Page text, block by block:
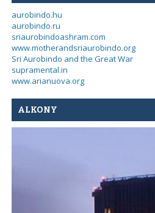
aurobindo.hu
aurobindo.ru
sriaurobindoashram.com
www.motherandsriaurobindo.org
Sri Aurobindo and the Great War
supramental.in
www.arianuova.org
ALKONY